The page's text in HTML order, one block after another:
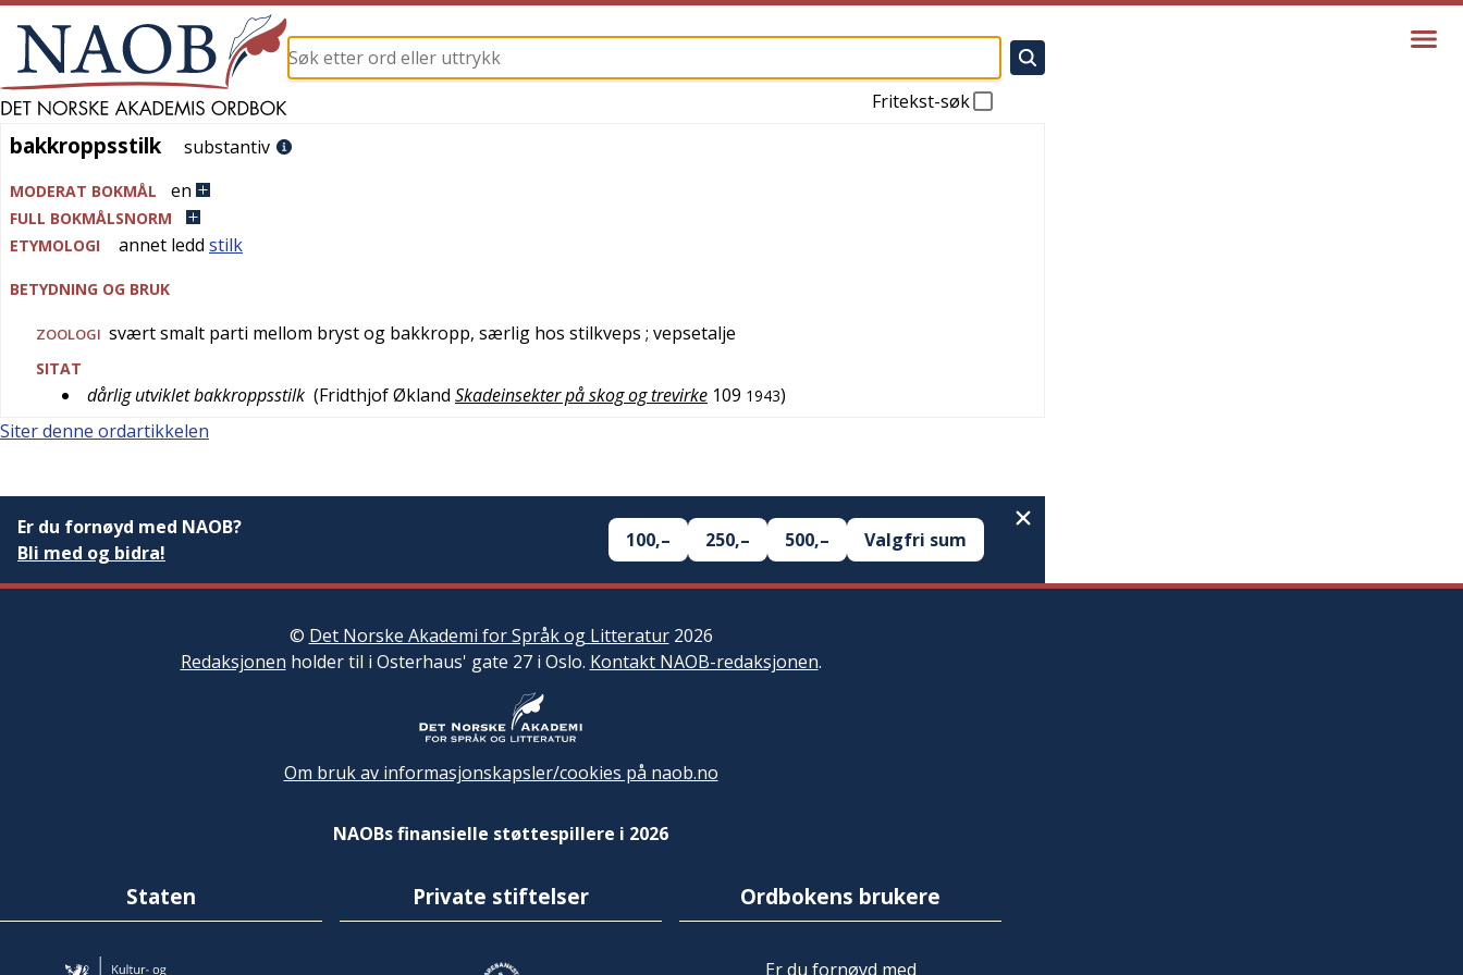
Fritekst-søk
bakkroppsstilk
bakkroppsstilk substantiv
MODERAT BOKMÅL en
FULL BOKMÅLSNORM
ETYMOLOGI
annet ledd stilk
BETYDNING OG BRUK
ZOOLOGI svært smalt parti mellom bryst og bakkropp, særlig hos stilkveps ; vepsetalje
SITAT
dårlig utviklet bakkroppsstilk (Fridthjof Økland Skadeinsekter på skog og trevirke 109 1943)
Siter denne ordartikkelen
Er du fornøyd med NAOB?
Bli med og bidra!
100,– 250,– 500,– Valgfri sum
© Det Norske Akademi for Språk og Litteratur2026
Redaksjonen holder til i Osterhaus' gate 27 i Oslo. Kontakt NAOB-redaksjonen.
Om bruk av informasjonskapsler/cookies på naob.no
NAOBs finansielle støttespillere i 2026
Staten Private stiftelser Ordbokens brukere
Er du fornøyd med